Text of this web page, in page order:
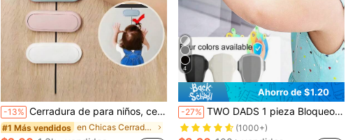
-13% Cerradura de para niños, cerradura sin taladro para puertas de refrigerador y gabinete con protección contra pellizcos de dedos, cerradura adhesiva fuerte para gabinetes, cajones y refrigerador
#1 Más vendidos en Chicas Cerraduras y correas para armarios de be
4
Ahorro de $1.20
-27% TWO DADS 1 pieza Bloqueo de para horno infantil, material resistente al calor, fácil de instalar y usar sin herramientas, previene quemaduras para bebés, adecuado para uso en horno, producto de de cocina, gris/negro/beige
(1000+)